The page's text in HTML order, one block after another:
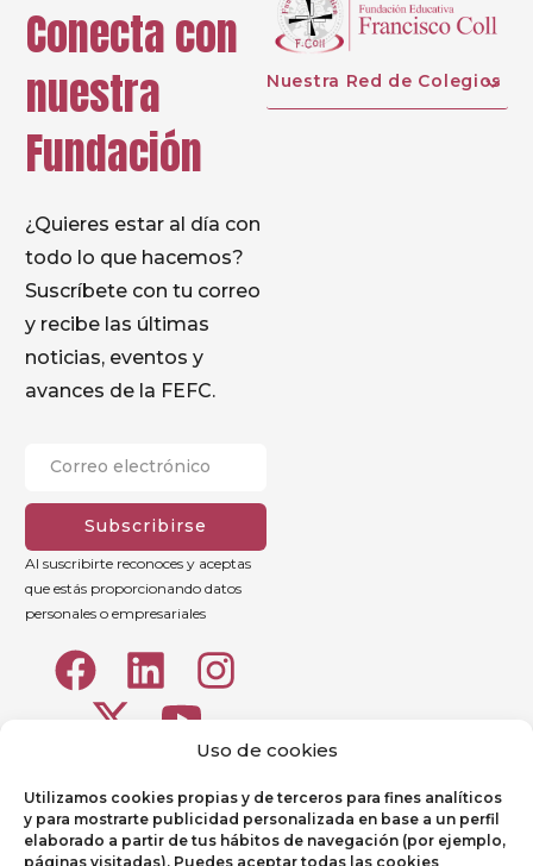
Uso de cookies
Utilizamos cookies propias y de terceros para fines analíticos
y para mostrarte publicidad personalizada en base a un perfil
elaborado a partir de tus hábitos de navegación (por ejemplo,
páginas visitadas). Puedes aceptar todas las cookies
Conecta con
nuestra
Fundación
¿Quieres estar al día con
todo lo que hacemos?
Suscríbete con tu correo
y recibe las últimas
noticias, eventos y
avances de la FEFC.
Subscribirse
Al suscribirte reconoces y aceptas
que estás proporcionando datos
personales o empresariales
Nuestra Red de Colegios